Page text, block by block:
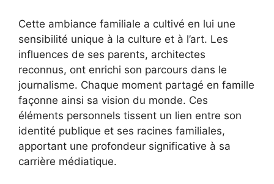
Cette ambiance familiale a cultivé en lui une
sensibilité unique à la culture et à l’art. Les
influences de ses parents, architectes
reconnus, ont enrichi son parcours dans le
journalisme. Chaque moment partagé en famille
façonne ainsi sa vision du monde. Ces
éléments personnels tissent un lien entre son
identité publique et ses racines familiales,
apportant une profondeur significative à sa
carrière médiatique.